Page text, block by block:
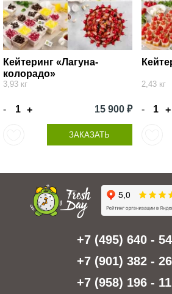
Кейтеринг «Лагуна-
колорадо»
3,93 кг
- + 15 900 ₽
ЗАКАЗАТЬ
2,43 кг
- +
+7 (495) 640 -
+7 (901) 382 -
+7 (958) 196 -